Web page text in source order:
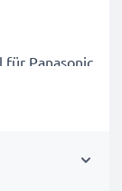
für Panasonic